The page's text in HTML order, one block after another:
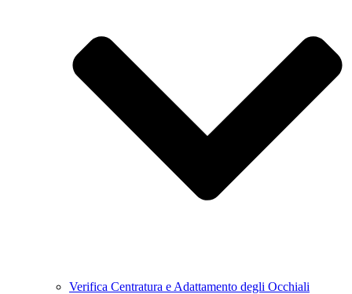
Verifica Centratura e Adattamento degli Occhiali